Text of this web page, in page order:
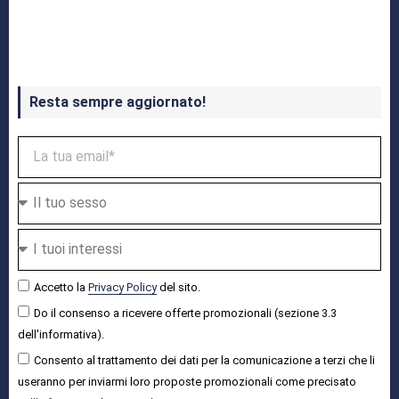
Resta sempre aggiornato!
Accetto la Privacy Policydel sito.
Do il consenso a ricevere offerte promozionali (sezione 3.3
dell'informativa).
Consento al trattamento dei dati per la comunicazione a terzi che li
useranno per inviarmi loro proposte promozionali come precisato